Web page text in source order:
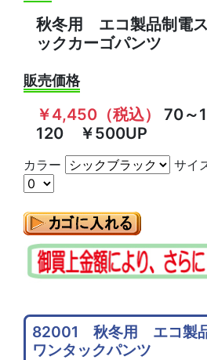
秋冬用 エコ製品制電
ックカーゴパンツ
販売価格
￥4,450（税込）
70
120 ￥500UP
カラー サイ
82001 秋冬用 エコ製
ワンタックパンツ